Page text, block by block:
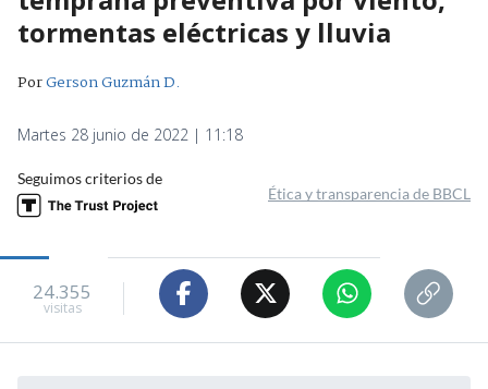
tormentas eléctricas y lluvia
PorGerson Guzmán D.
Martes 28 junio de 2022 | 11:18
Seguimos criterios de
Ética y transparencia de BBCL
24.355
visitas